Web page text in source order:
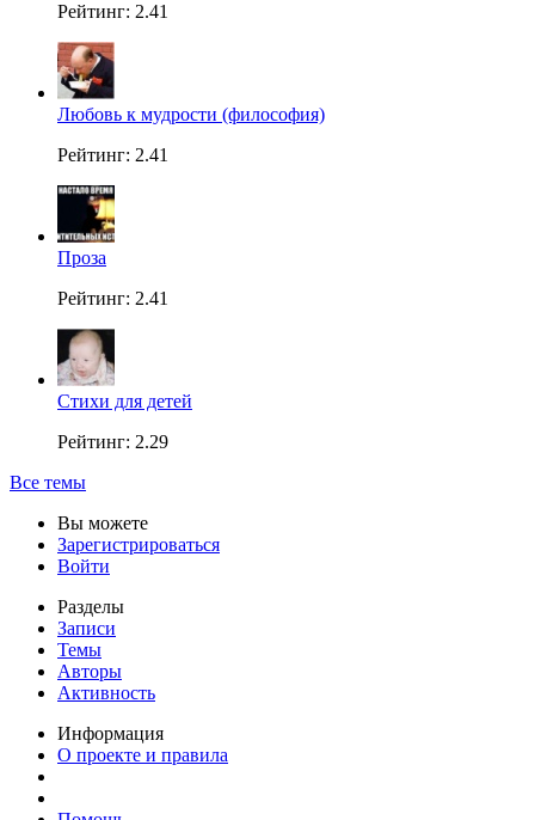
Рейтинг: 2.41
Любовь к мудрости (философия)
Рейтинг: 2.41
Проза
Рейтинг: 2.41
Стихи для детей
Рейтинг: 2.29
Все темы
Вы можете
Зарегистрироваться
Войти
Разделы
Записи
Темы
Авторы
Активность
Информация
О проекте и правила